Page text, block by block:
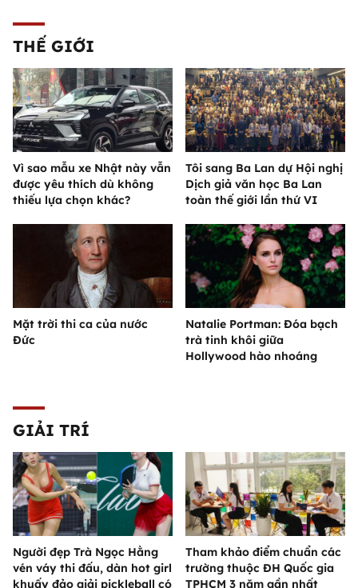
THẾ GIỚI
Vì sao mẫu xe Nhật này vẫn
được yêu thích dù không
thiếu lựa chọn khác?
Tôi sang Ba Lan dự Hội nghị
Dịch giả văn học Ba Lan
toàn thế giới lần thứ VI
Mặt trời thi ca của nước
Đức
Natalie Portman: Đóa bạch
trà tinh khôi giữa
Hollywood hào nhoáng
GIẢI TRÍ
Người đẹp Trà Ngọc Hằng
vén váy thi đấu, dàn hot girl
khuấy đảo giải pickleball có
Tham khảo điểm chuẩn các
trường thuộc ĐH Quốc gia
TPHCM 3 năm gần nhất